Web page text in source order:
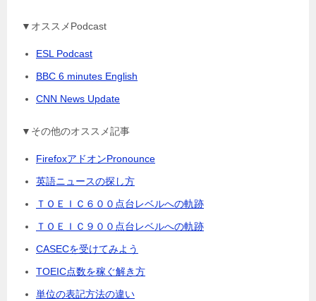
▼オススメPodcast
ESL Podcast
BBC 6 minutes English
CNN News Update
▼その他のオススメ記事
FirefoxアドオンPronounce
英語ニュースの探し方
ＴＯＥＩＣ６００点台レベルへの軌跡
ＴＯＥＩＣ９００点台レベルへの軌跡
CASECを受けてみよう
TOEIC点数を稼ぐ解き方
単位の表記方法の違い